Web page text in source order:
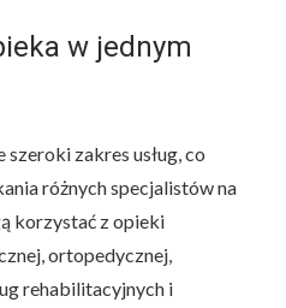
w jednym
zakres usług, co
różnych specjalistów na
korzystać z opieki
ortopedycznej,
rehabilitacyjnych i